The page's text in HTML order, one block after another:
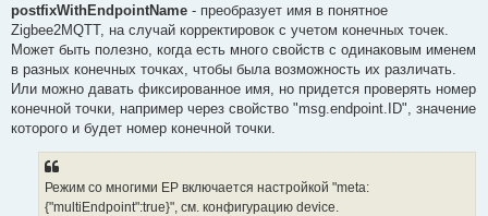
postfixWithEndpointName - преобразует имя в понятное
Zigbee2MQTT, на случай корректировок с учетом конечных точек.
Может быть полезно, когда есть много свойств с одинаковым именем
в разных конечных точках, чтобы была возможность их различать.
Или можно давать фиксированное имя, но придется проверять номер
конечной точки, например через свойство "msg.endpoint.ID", значение
которого и будет номер конечной точки.
Режим со многими EP включается настройкой "meta:
{"multiEndpoint":true}", см. конфигурацию device.